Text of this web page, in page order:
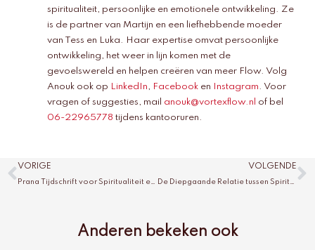
spiritualiteit, persoonlijke en emotionele ontwikkeling. Ze
is de partner van Martijn en een liefhebbende moeder
van Tess en Luka. Haar expertise omvat persoonlijke
ontwikkeling, het weer in lijn komen met de
gevoelswereld en helpen creëren van meer Flow. Volg
Anouk ook op LinkedIn, Facebook en Instagram. Voor
vragen of suggesties, mail anouk@vortexflow.nl
of bel
06-22965778 tijdens kantooruren.
Vorige
VORIGE VOLGENDE
Anderen bekeken ook